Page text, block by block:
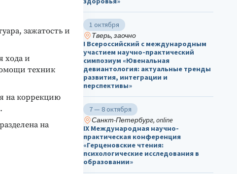
зажатость и
хода и
техник
на коррекцию
на
1 октября
Тверь, заочно
I Всероссийский с международным
участием научно-практический
симпозиум «Ювенальная
девиантология: актуальные тренды
развития, интеграции и
перспективы»
7 — 8 октября
Санкт-Петербург, online
IX Международная научно-
практическая конференция
«Герценовские чтения:
психологические исследования в
образовании»